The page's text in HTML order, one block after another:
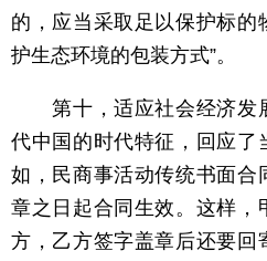
的，应当采取足以保护标的
护生态环境的包装方式”。
第十，适应社会经济发
代中国的时代特征，回应了
如，民商事活动传统书面合
章之日起合同生效。这样，
方，乙方签字盖章后还要回